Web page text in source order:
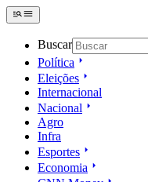
Buscar
Política
Eleições
Internacional
Nacional
Agro
Infra
Esportes
Economia